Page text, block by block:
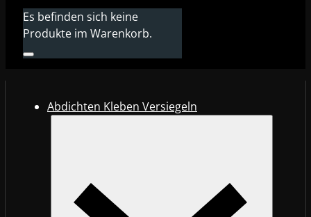
Es befinden sich keine
Produkte im Warenkorb.
Abdichten Kleben Versiegeln